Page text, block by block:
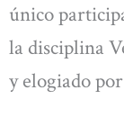
único
la disciplina
y elogiado